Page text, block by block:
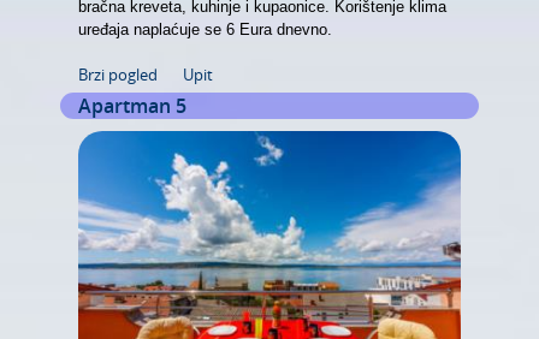
bračna kreveta, kuhinje i kupaonice. Korištenje klima
uređaja naplaćuje se 6 Eura dnevno.
Brzi pogled Upit
Apartman 5